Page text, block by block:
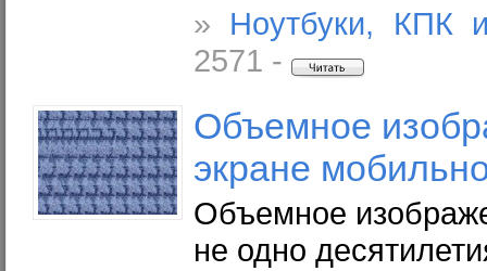
» Ноутбуки, КПК
2571 -
Объемное
экране
Объемное
не одно